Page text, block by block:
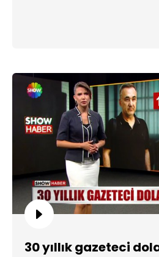
30 yıllık gazeteci